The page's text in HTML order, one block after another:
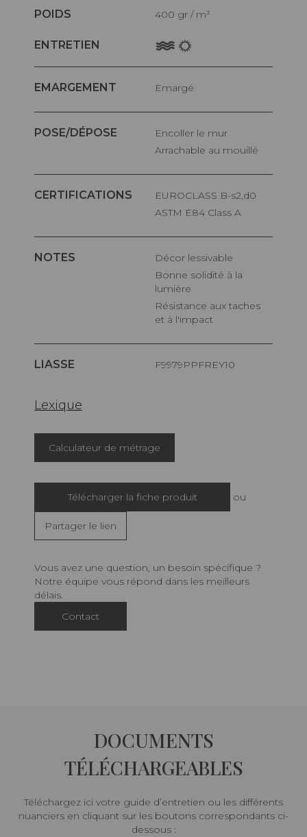
POIDS 400 gr / m²
ENTRETIEN
EMARGEMENT Emargé
POSE/DÉPOSE
Encoller le mur
Arrachable au mouillé
CERTIFICATIONS
EUROCLASS B-s2,d0
ASTM E84 Class A
NOTES
Décor lessivable
Bonne solidité à la
lumière
Résistance aux taches
et à l'impact
LIASSE F9979PPFREY10
Lexique
Calculateur de métrage
Télécharger la fiche produit ou
Partager le lien
Vous avez une question, un besoin spécifique ?
Notre équipe vous répond dans les meilleurs
délais.
Contact
DOCUMENTS
TÉLÉCHARGEABLES
Téléchargez ici votre guide d’entretien ou les différents
nuanciers en cliquant sur les boutons correspondants ci-
dessous :